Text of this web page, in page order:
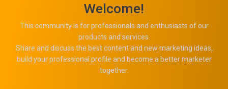
Welcome!
This community is for professionals and enthusiasts of our
products and services.
Share and discuss the best content and new marketing ideas,
build your professional profile and become a better marketer
together.